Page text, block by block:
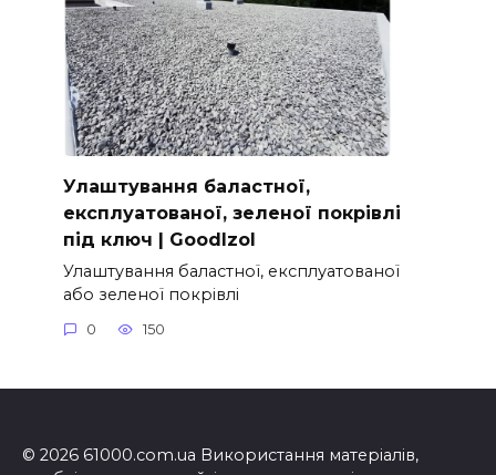
Улаштування баластної,
експлуатованої, зеленої покрівлі
під ключ | GoodIzol
Улаштування баластної, експлуатованої
або зеленої покрівлі
0 150
© 2026 61000.com.ua Використання матеріалів,